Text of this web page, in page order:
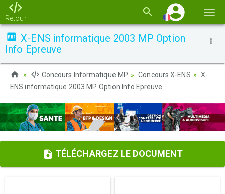
la
Retour
X-ENS informatique 2003 MP Option
Info Epreuve
Concours Informatique MP Concours X-ENS
X-
ENS informatique 2003 MP Option Info Epreuve
TÉLÉCHARGEZ LE DOCUMENT